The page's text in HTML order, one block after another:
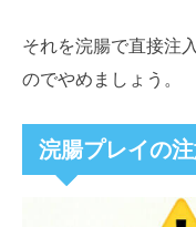
それを浣腸で直接注
のでやめましょう。
浣腸プレイの